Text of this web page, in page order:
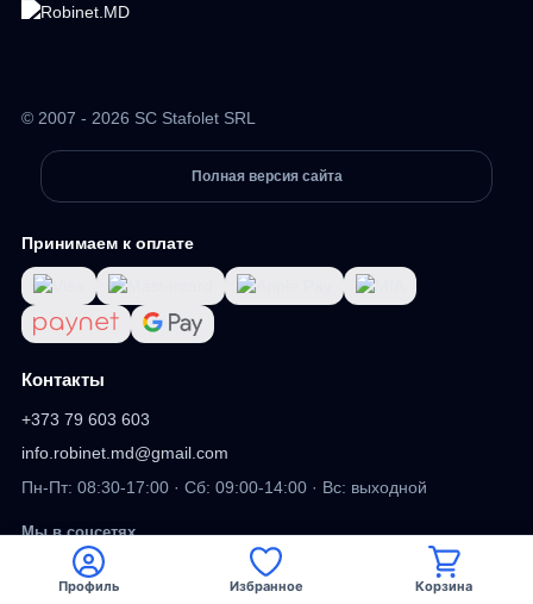
© 2007 - 2026 SC Stafolet SRL
Полная версия сайта
Принимаем к оплате
Контакты
+373 79 603 603
info.robinet.md@gmail.com
Пн-Пт: 08:30-17:00 · Сб: 09:00-14:00 · Вс: выходной
Мы в соцсетях
Facebook
Профиль Избранное Корзина